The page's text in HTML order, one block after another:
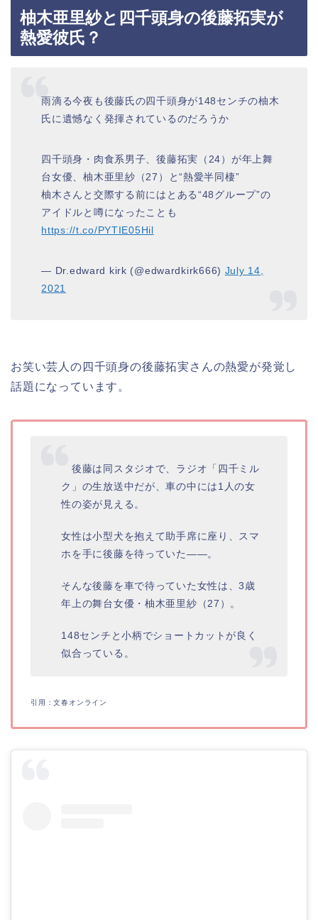
柚木亜里紗と四千頭身の後藤拓実が
熱愛彼氏？
雨滴る今夜も後藤氏の四千頭身が148センチの柚木
氏に遺憾なく発揮されているのだろうか
四千頭身・肉食系男子、後藤拓実（24）が年上舞
台女優、柚木亜里紗（27）と“熱愛半同棲”
柚木さんと交際する前にはとある“48グループ”の
アイドルと噂になったことも
https://t.co/PYTIE05Hil
— Dr.edward kirk (@edwardkirk666) July 14,
2021
お笑い芸人の四千頭身の後藤拓実さんの熱愛が発覚し
話題になっています。
後藤は同スタジオで、ラジオ「四千ミル
ク」の生放送中だが、車の中には1人の女
性の姿が見える。
女性は小型犬を抱えて助手席に座り、スマ
ホを手に後藤を待っていた――。
そんな後藤を車で待っていた女性は、3歳
年上の舞台女優・柚木亜里紗（27）。
148センチと小柄でショートカットが良く
似合っている。
引用：文春オンライン